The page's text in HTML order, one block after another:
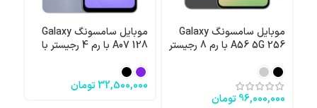
موبایل سامسونگ Galaxy
A56 5G 256 با رم 8 رجیستر
96,000,000تومان
موبایل سامسونگ Galaxy
A07 128 با رم 4 رجیستر با
32,500,000تومان